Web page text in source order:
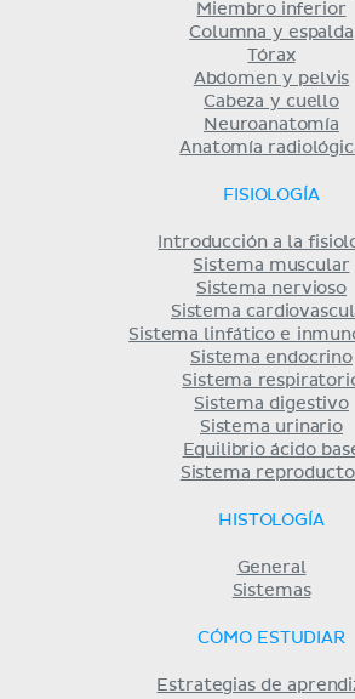
Miembro inferior
Columna y espalda
Tórax
Abdomen y pelvis
Cabeza y cuello
Neuroanatomía
Anatomía
FISIOLOGÍA
Introducción a la
Sistema muscular
Sistema nervioso
Sistema
Sistema linfático e
Sistema endocrino
Sistema
Sistema digestivo
Sistema urinario
Equilibrio ácido
Sistema
HISTOLOGÍA
General
Sistemas
CÓMO ESTUDIAR
Estrategias de